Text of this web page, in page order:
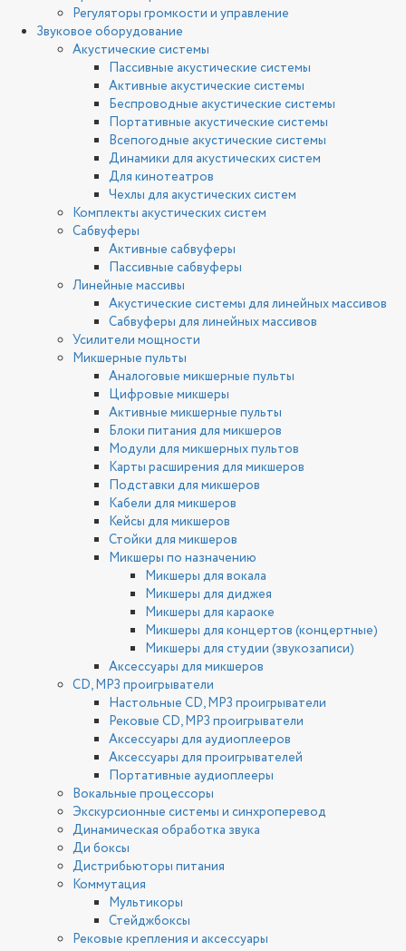
Регуляторы громкости и управление
Звуковое оборудование
Акустические системы
Пассивные акустические системы
Активные акустические системы
Беспроводные акустические системы
Портативные акустические системы
Всепогодные акустические системы
Динамики для акустических систем
Для кинотеатров
Чехлы для акустических систем
Комплекты акустических систем
Сабвуферы
Активные сабвуферы
Пассивные сабвуферы
Линейные массивы
Акустические системы для линейных массивов
Сабвуферы для линейных массивов
Усилители мощности
Микшерные пульты
Аналоговые микшерные пульты
Цифровые микшеры
Активные микшерные пульты
Блоки питания для микшеров
Модули для микшерных пультов
Карты расширения для микшеров
Подставки для микшеров
Кабели для микшеров
Кейсы для микшеров
Стойки для микшеров
Микшеры по назначению
Микшеры для вокала
Микшеры для диджея
Микшеры для караоке
Микшеры для концертов (концертные)
Микшеры для студии (звукозаписи)
Аксессуары для микшеров
CD, MP3 проигрыватели
Настольные CD, MP3 проигрыватели
Рековые CD, MP3 проигрыватели
Аксессуары для аудиоплееров
Аксессуары для проигрывателей
Портативные аудиоплееры
Вокальные процессоры
Экскурсионные системы и синхроперевод
Динамическая обработка звука
Ди боксы
Дистрибьюторы питания
Коммутация
Мультикоры
Стейджбоксы
Рековые крепления и аксессуары